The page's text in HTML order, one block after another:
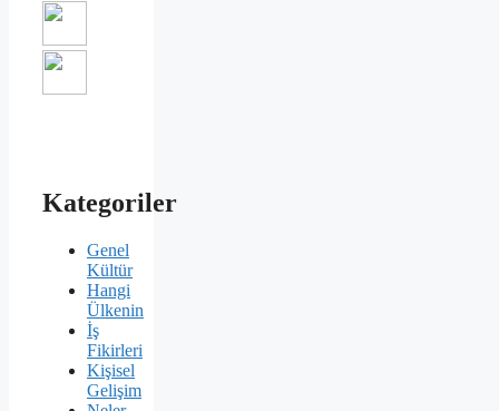
Kategoriler
Genel
Kültür
Hangi
Ülkenin
İş
Fikirleri
Kişisel
Gelişim